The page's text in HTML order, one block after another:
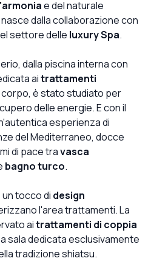
e del naturale
dalla collaborazione con
settore delle luxury Spa.
dalla piscina interna con
aitrattamenti
corpo, è stato studiato per
delle energie. E con il
esperienza di
del Mediterraneo, docce
di pace travasca
bagno turco.
un tocco di design
l'area trattamenti. La
aitrattamenti di coppia
sala dedicata esclusivamente
tradizione shiatsu.